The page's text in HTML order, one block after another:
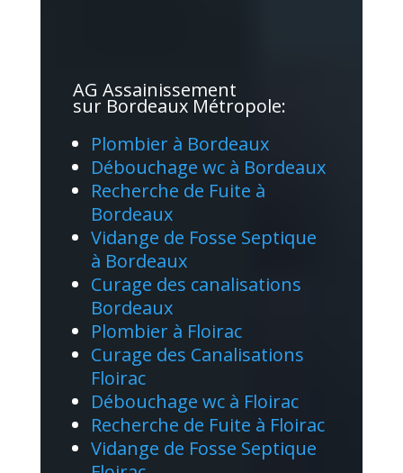
AG Assainissement
sur Bordeaux Métropole:
Plombier à Bordeaux
Débouchage wc à Bordeaux
Recherche de Fuite à
Bordeaux
Vidange de Fosse Septique
à Bordeaux
Curage des canalisations
Bordeaux
Plombier à Floirac
Curage des Canalisations
Floirac
Débouchage wc à Floirac
Recherche de Fuite à Floirac
Vidange de Fosse Septique